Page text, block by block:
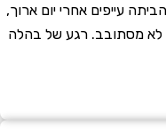
אחרי יום ארוך,
רגע של בהלה